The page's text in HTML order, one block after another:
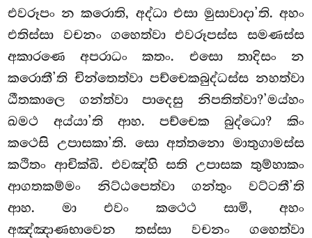
එවරූපං න කරොති, අද්ධා එසා මුසාවාදා’ති. අහං
එතිස්සා වචනං ගහෙත්වා එවරූපස්ස සමණස්ස
අකාරණෙ අපරාධං කතං. එසො තාදිසං න
කරොතී’ති චින්තෙත්වා පච්චෙකබුද්ධස්ස නහත්වා
ඨීතකාලෙ ගන්ත්වා පාදෙසු නිපතිත්වා?’මය්හං
ඛමථ අය්යා’ති ආහ. පච්චෙක බුද්ධො? කිං
කථෙසි උපාසකා’ති. සො අත්තනො මාතුගාමස්ස
කථිතං ආචික්ඛි. එවඤ්හි සති උපාසක තුම්හාකං
ආගතකම්මං නිට්ඨපෙත්වා ගන්තුං වට්ටතී’ති
ආහ. මා එවං කථෙථ සාමි, අහං
අඤ්ඤාණභාවෙන තස්සා වචනං ගහෙත්වා